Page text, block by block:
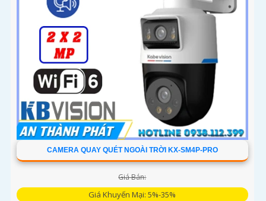
CAMERA QUAY QUÉT NGOÀI TRỜI KX-SM4P-PRO
Giá Bán:
Giá Khuyến Mại: 5%-35%